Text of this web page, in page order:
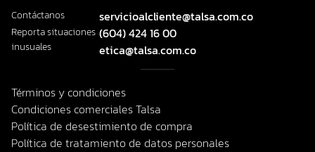
Contáctanos servicioalcliente@talsa.com.co
Reporta situaciones
inusuales
(604) 424 16 00
etica@talsa.com.co
Términos y condiciones
Condiciones comerciales Talsa
Política de desestimiento de compra
Política de tratamiento de datos personales